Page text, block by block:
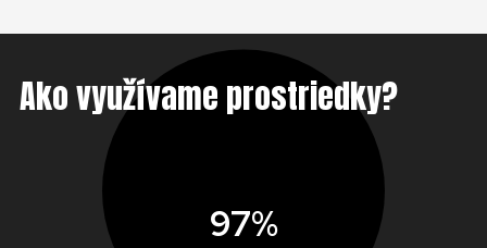
Ako využívame prostriedky?
97%